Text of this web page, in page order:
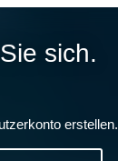
sich.
erstellen.